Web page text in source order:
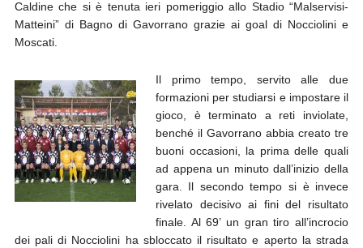
Caldine che si è tenuta ieri pomeriggio allo Stadio “Malservisi-
Matteini” di Bagno di Gavorrano grazie ai goal di Nocciolini e
Moscati.
Il primo tempo, servito alle due
formazioni per studiarsi e impostare il
gioco, è terminato a reti inviolate,
benché il Gavorrano abbia creato tre
buoni occasioni, la prima delle quali
ad appena un minuto dall’inizio della
gara. Il secondo tempo si è invece
rivelato decisivo ai fini del risultato
finale. Al 69’ un gran tiro all’incrocio
dei pali di Nocciolini ha sbloccato il risultato e aperto la strada